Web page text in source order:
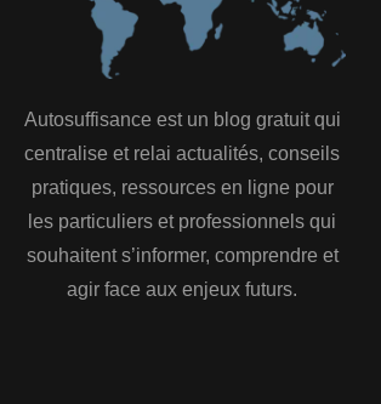
Autosuffisance est un blog gratuit qui
centralise et relai actualités, conseils
pratiques, ressources en ligne pour
les particuliers et professionnels qui
souhaitent s’informer, comprendre et
agir face aux enjeux futurs.